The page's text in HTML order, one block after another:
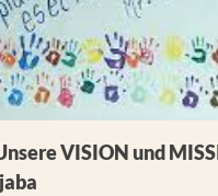
VISION und